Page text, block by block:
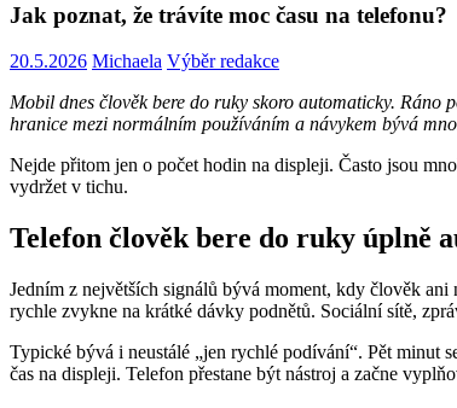
Jak poznat, že trávíte moc času na telefonu?
20.5.2026 Michaela Výběr redakce
Mobil dnes člověk bere do ruky skoro automaticky. Ráno
hranice mezi normálním používáním a návykem bývá
Nejde přitom jen o počet hodin na displeji. Často jsou
vydržet v tichu.
Telefon člověk bere do ruky úplně
Jedním z největších signálů bývá moment, kdy člověk
rychle zvykne na krátké dávky podnětů. Sociální sítě,
Typické bývá i neustálé „jen rychlé podívání“. Pět minut
čas na displeji. Telefon přestane být nástroj a začne